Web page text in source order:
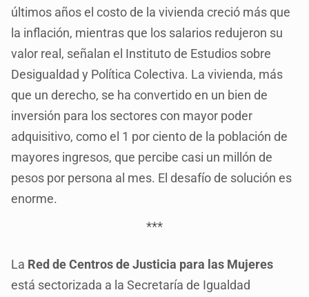
últimos años el costo de la vivienda creció más que
la inflación, mientras que los salarios redujeron su
valor real, señalan el Instituto de Estudios sobre
Desigualdad y Política Colectiva. La vivienda, más
que un derecho, se ha convertido en un bien de
inversión para los sectores con mayor poder
adquisitivo, como el 1 por ciento de la población de
mayores ingresos, que percibe casi un millón de
pesos por persona al mes. El desafío de solución es
enorme.
***
La Red de Centros de Justicia para las Mujeres
está sectorizada a la Secretaría de Igualdad